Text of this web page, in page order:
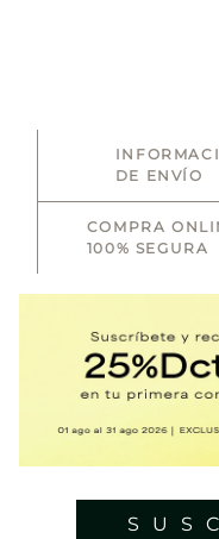
DE ENVÍO
COMPRA
100% SEGURA